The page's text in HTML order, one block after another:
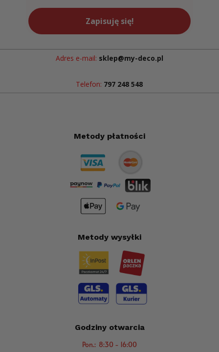
Zapisuję się!
Adres e-mail: sklep@my-deco.pl
Telefon: 797 248 548
Metody płatności
Metody wysyłki
Godziny otwarcia
Pon.: 8:30 - 16:00